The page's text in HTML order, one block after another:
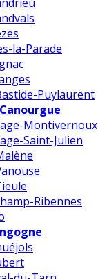
la-Parade
Puylaurent
Montivernoux
Saint-Julien
Ribennes